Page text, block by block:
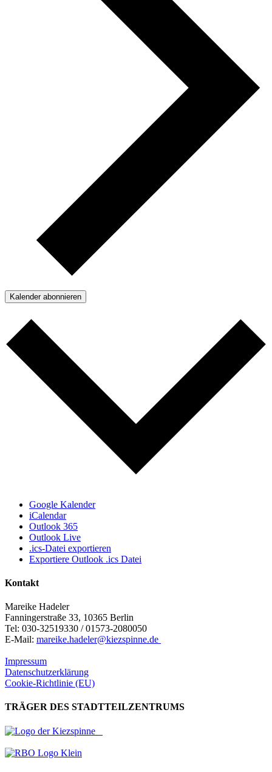
Kalender abonnieren
Google Kalender
iCalendar
Outlook 365
Outlook Live
.ics-Datei exportieren
Exportiere Outlook .ics Datei
Kontakt
Mareike Hadeler
Fanningerstraße 33, 10365 Berlin
Tel: 030-32519330 / 01573-2080050
E-Mail: mareike.hadeler@kiezspinne.de
Impressum
Datenschutzerklärung
Cookie-Richtlinie (EU)
TRÄGER DES STADTTEILZENTRUMS